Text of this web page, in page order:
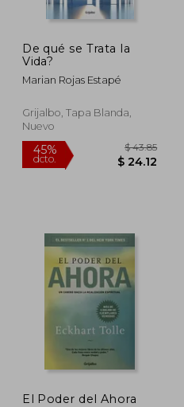
45%
dcto. $
De qué se Trata la
Vida?
Marian Rojas Estapé
Grijalbo, Tapa Blanda,
Nuevo
El Poder del Ahora